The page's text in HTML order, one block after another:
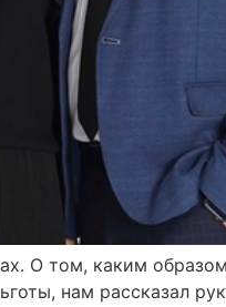
О том, каким
нам рассказал